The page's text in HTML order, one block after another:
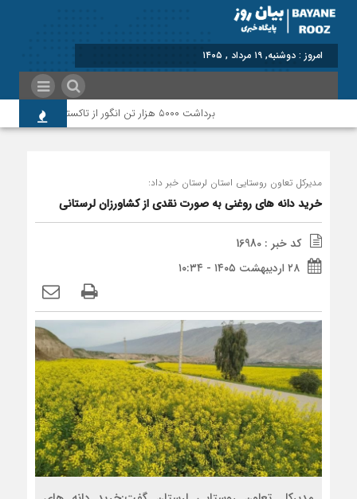
برابر با : Mon
برداشت ۵۰۰۰ هزار تن انگور از تاکستان‌های پلدختر و معمولان
مدیرکل تعاون روستایی استان لرستان خبر داد:
خرید دانه های روغنی به صورت نقدی از کشاورزان لرستانی
کد خبر : 16980
۲۸ اردیبهشت ۱۴۰۵ - ۱۰:۳۴